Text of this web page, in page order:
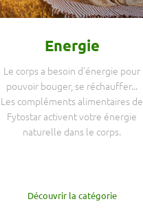
Energie
Le corps a besoin d'énergie pour
pouvoir bouger, se réchauffer...
Les compléments alimentaires de
Fytostar activent votre énergie
naturelle dans le corps.
Découvrir la catégorie